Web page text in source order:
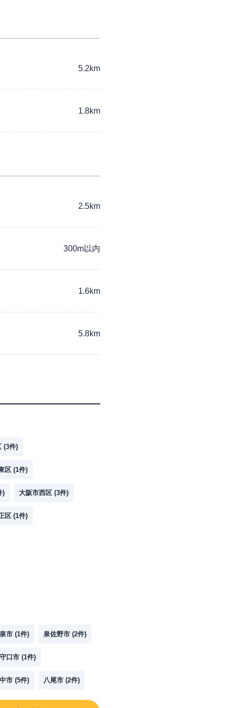
5.2km
1.8km
2.5km
300m以内
1.6km
5.8km
(3件)
区 (1件)
) 大阪市西区 (3件)
区 (1件)
市 (1件) 泉佐野市 (2件)
守口市 (1件)
市 (5件) 八尾市 (2件)